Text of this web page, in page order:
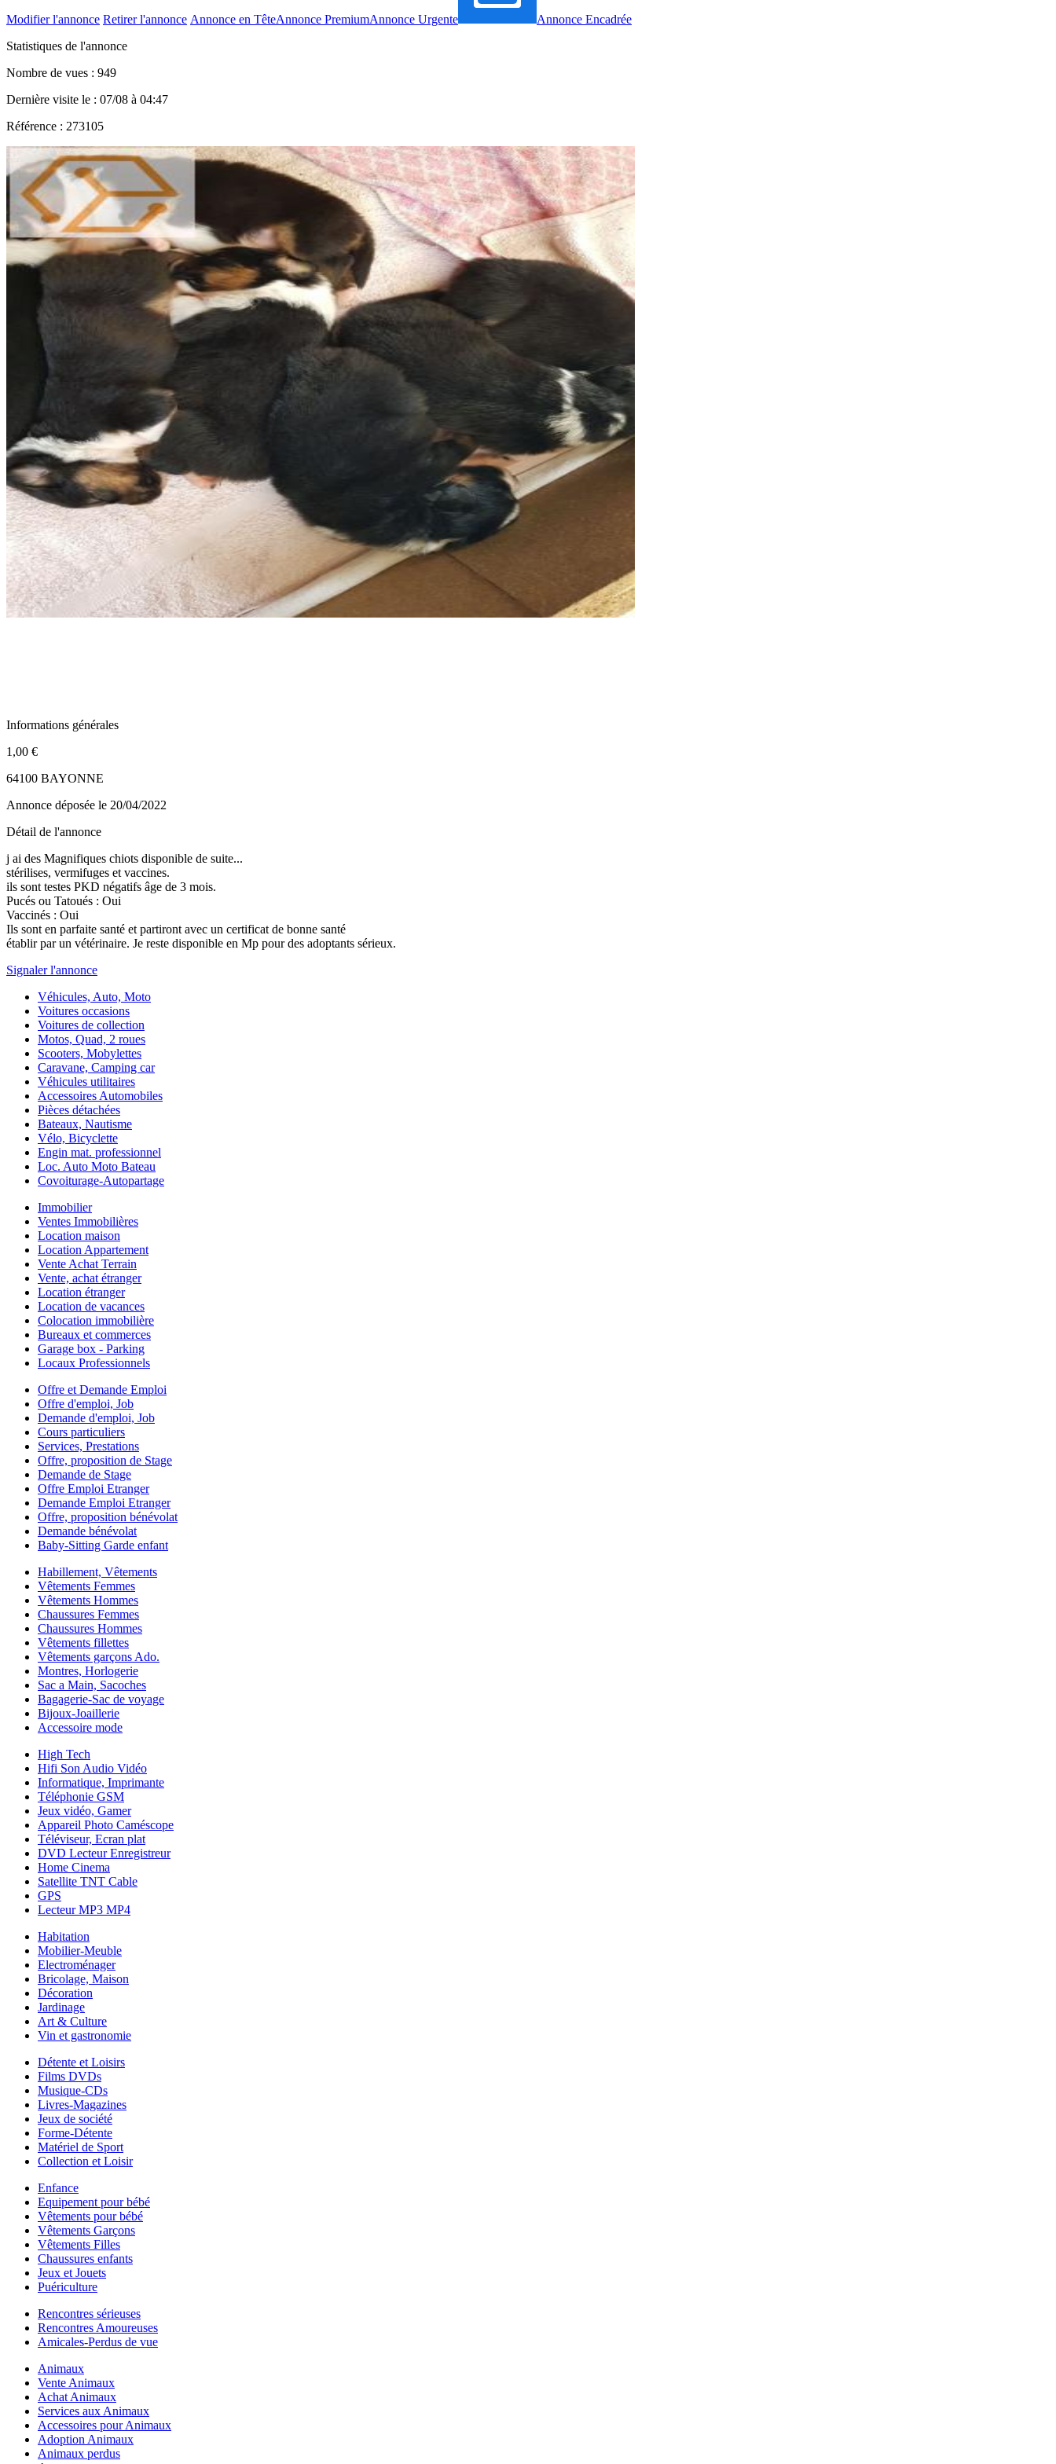
Modifier l'annonce Retirer l'annonce Annonce en TêteAnnonce PremiumAnnonce Urgente
Annonce Encadrée
Statistiques de l'annonce
Nombre de vues : 949
Dernière visite le : 07/08 à 04:47
Référence : 273105
Informations générales
1,00 €
64100 BAYONNE
Annonce déposée le 20/04/2022
Détail de l'annonce
j ai des Magnifiques chiots disponible de suite...
stérilises, vermifuges et vaccines.
ils sont testes PKD négatifs âge de 3 mois.
Pucés ou Tatoués : Oui
Vaccinés : Oui
Ils sont en parfaite santé et partiront avec un certificat de bonne santé
établir par un vétérinaire. Je reste disponible en Mp pour des adoptants sérieux.
Signaler l'annonce
Véhicules, Auto, Moto
Voitures occasions
Voitures de collection
Motos, Quad, 2 roues
Scooters, Mobylettes
Caravane, Camping car
Véhicules utilitaires
Accessoires Automobiles
Pièces détachées
Bateaux, Nautisme
Vélo, Bicyclette
Engin mat. professionnel
Loc. Auto Moto Bateau
Covoiturage-Autopartage
Immobilier
Ventes Immobilières
Location maison
Location Appartement
Vente Achat Terrain
Vente, achat étranger
Location étranger
Location de vacances
Colocation immobilière
Bureaux et commerces
Garage box - Parking
Locaux Professionnels
Offre et Demande Emploi
Offre d'emploi, Job
Demande d'emploi, Job
Cours particuliers
Services, Prestations
Offre, proposition de Stage
Demande de Stage
Offre Emploi Etranger
Demande Emploi Etranger
Offre, proposition bénévolat
Demande bénévolat
Baby-Sitting Garde enfant
Habillement, Vêtements
Vêtements Femmes
Vêtements Hommes
Chaussures Femmes
Chaussures Hommes
Vêtements fillettes
Vêtements garçons Ado.
Montres, Horlogerie
Sac a Main, Sacoches
Bagagerie-Sac de voyage
Bijoux-Joaillerie
Accessoire mode
High Tech
Hifi Son Audio Vidéo
Informatique, Imprimante
Téléphonie GSM
Jeux vidéo, Gamer
Appareil Photo Caméscope
Téléviseur, Ecran plat
DVD Lecteur Enregistreur
Home Cinema
Satellite TNT Cable
GPS
Lecteur MP3 MP4
Habitation
Mobilier-Meuble
Electroménager
Bricolage, Maison
Décoration
Jardinage
Art & Culture
Vin et gastronomie
Détente et Loisirs
Films DVDs
Musique-CDs
Livres-Magazines
Jeux de société
Forme-Détente
Matériel de Sport
Collection et Loisir
Enfance
Equipement pour bébé
Vêtements pour bébé
Vêtements Garçons
Vêtements Filles
Chaussures enfants
Jeux et Jouets
Puériculture
Rencontres sérieuses
Rencontres Amoureuses
Amicales-Perdus de vue
Animaux
Vente Animaux
Achat Animaux
Services aux Animaux
Accessoires pour Animaux
Adoption Animaux
Animaux perdus